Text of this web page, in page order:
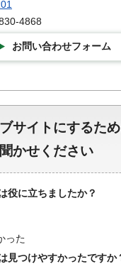
4868
お問い合わせフォーム
サイトにするた
かせください
役に立ちましたか？
った
見つけやすかったですか